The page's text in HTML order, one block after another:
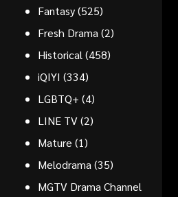
Fantasy(525)
Fresh Drama(2)
Historical(458)
iQIYI (334)
LGBTQ+ (4)
LINE TV(2)
Mature (1)
Melodrama(35)
MGTV Drama Channel